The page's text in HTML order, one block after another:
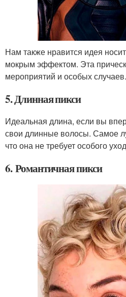
Нам также нравится идея
мокрым эффектом. Эта
мероприятий и особых случаев.
5. Длинная пикси
Идеальная длина, если вы
свои длинные волосы. Самое
что она не требует особого
6. Романтичная пикси